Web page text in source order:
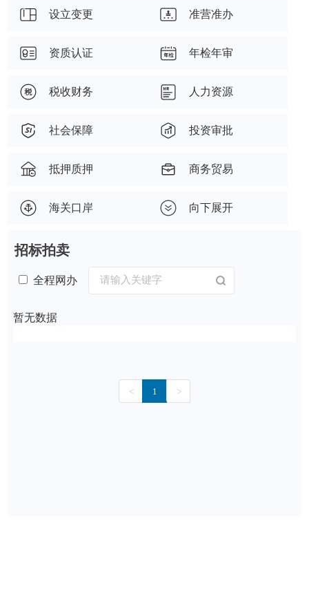
设立变更 准营准办
资质认证 年检年审
税收财务 人力资源
社会保障 投资审批
抵押质押 商务贸易
海关口岸 向下展开
招标拍卖
全程网办